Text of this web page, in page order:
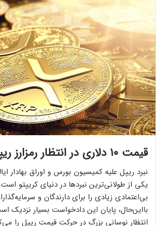
قیمت ۱۰ دلاری در انتظار رمزارز ریپل؟
یکی از طولانی‌ترین نبردها در دنیای کریپتو
بی‌اعتمادی زیادی را برای دارندگان و
بااین‌حال، پایان این دادخواست بسیار نزدیک
انتظار نوسانی بزرگ در حرکت قیمت ریپل را